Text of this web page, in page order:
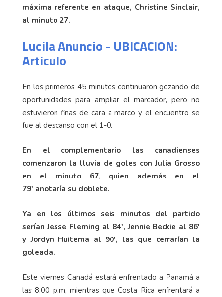
máxima referente en ataque, Christine Sinclair,
al minuto 27.
Lucila Anuncio - UBICACION:
Articulo
En los primeros 45 minutos continuaron gozando de
oportunidades para ampliar el marcador, pero no
estuvieron finas de cara a marco y el encuentro se
fue al descanso con el 1-0.
En el complementario las canadienses
comenzaron la lluvia de goles con Julia Grosso
en el minuto 67, quien además en el
79' anotaría su doblete.
Ya en los últimos seis minutos del partido
serían Jesse Fleming al 84', Jennie Beckie al 86'
y Jordyn Huitema al 90', las que cerrarían la
goleada.
Este viernes Canadá estará enfrentado a Panamá a
las 8:00 p.m, mientras que Costa Rica enfrentará a